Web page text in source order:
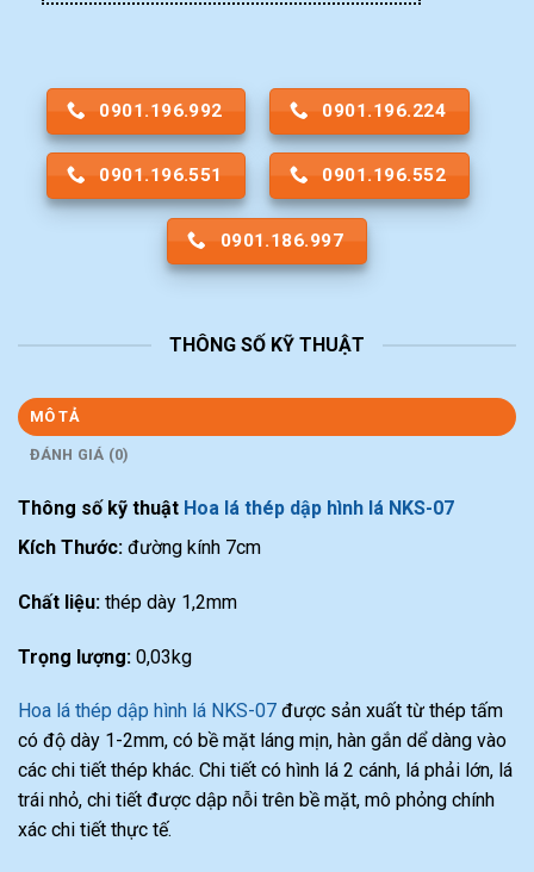
0901.196.992 0901.196.224
0901.196.551 0901.196.552
0901.186.997
THÔNG SỐ KỸ THUẬT
MÔ TẢ
ĐÁNH GIÁ (0)
Thông số kỹ thuật Hoa lá thép dập hình lá NKS-07
Kích Thước: đường kính 7cm
Chất liệu: thép dày 1,2mm
Trọng lượng: 0,03kg
Hoa lá thép dập hình lá NKS-07 được sản xuất từ thép tấm
có độ dày 1-2mm, có bề mặt láng mịn, hàn gắn dể dàng vào
các chi tiết thép khác. Chi tiết có hình lá 2 cánh, lá phải lớn, lá
trái nhỏ, chi tiết được dập nỗi trên bề mặt, mô phỏng chính
xác chi tiết thực tế.